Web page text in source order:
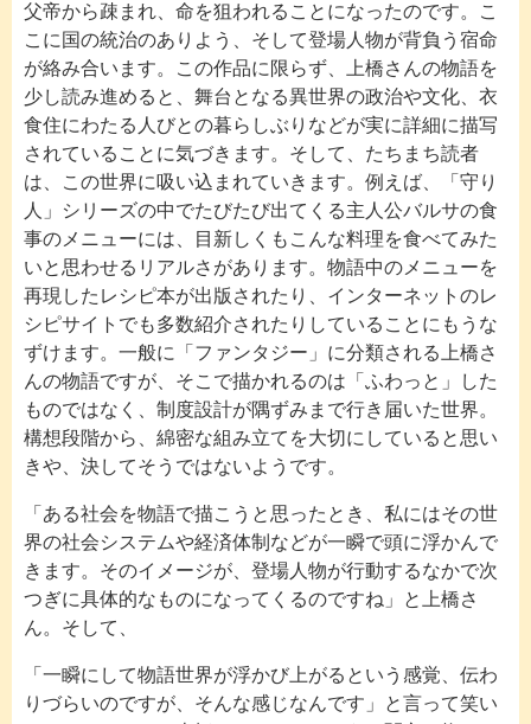
父帝から疎まれ、命を狙われることになったのです。こ
こに国の統治のありよう、そして登場人物が背負う宿命
が絡み合います。この作品に限らず、上橋さんの物語を
少し読み進めると、舞台となる異世界の政治や文化、衣
食住にわたる人びとの暮らしぶりなどが実に詳細に描写
されていることに気づきます。そして、たちまち読者
は、この世界に吸い込まれていきます。例えば、「守り
人」シリーズの中でたびたび出てくる主人公バルサの食
事のメニューには、目新しくもこんな料理を食べてみた
いと思わせるリアルさがあります。物語中のメニューを
再現したレシピ本が出版されたり、インターネットのレ
シピサイトでも多数紹介されたりしていることにもうな
ずけます。一般に「ファンタジー」に分類される上橋さ
んの物語ですが、そこで描かれるのは「ふわっと」した
ものではなく、制度設計が隅ずみまで行き届いた世界。
構想段階から、綿密な組み立てを大切にしていると思い
きや、決してそうではないようです。
「ある社会を物語で描こうと思ったとき、私にはその世
界の社会システムや経済体制などが一瞬で頭に浮かんで
きます。そのイメージが、登場人物が行動するなかで次
つぎに具体的なものになってくるのですね」と上橋さ
ん。そして、
「一瞬にして物語世界が浮かび上がるという感覚、伝わ
りづらいのですが、そんな感じなんです」と言って笑い